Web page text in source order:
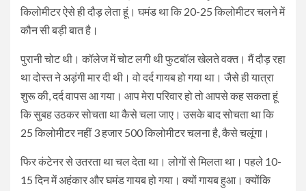
किलोमीटर ऐसे ही दौड़ लेता हूं। घमंड था कि 20-25 किलोमीटर चलने में
कौन सी बड़ी बात है।
पुरानी चोट थी। कॉलेज में चोट लगी थी फुटबॉल खेलते वक्त। मैं दौड़ रहा
था दोस्त ने अड़ंगी मार दी थी। वो दर्द गायब हो गया था। जैसे ही यात्रा
शुरू की, दर्द वापस आ गया। आप मेरा परिवार हो तो आपसे कह सकता हूं
कि सुबह उठकर सोचता था कैसे चला जाए। उसके बाद सोचता था कि
25 किलोमीटर नहीं 3 हजार 500 किलोमीटर चलना है, कैसे चलूंगा।
फिर कंटेनर से उतरता था चल देता था। लोगों से मिलता था। पहले 10-
15 दिन में अहंकार और घमंड गायब हो गया। क्यों गायब हुआ। क्योंकि